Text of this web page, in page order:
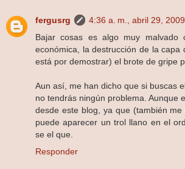
fergusrg
4:36 a. m., abril 29, 2009
Bajar cosas es algo muy malvado
económica, la destrucción de la capa
está por demostrar) el brote de gripe
Aun así, me han dicho que si buscas
no tendrás ningún problema. Aunque
desde este blog, ya que (también
puede aparecer un trol llano en el
se el que.
Responder